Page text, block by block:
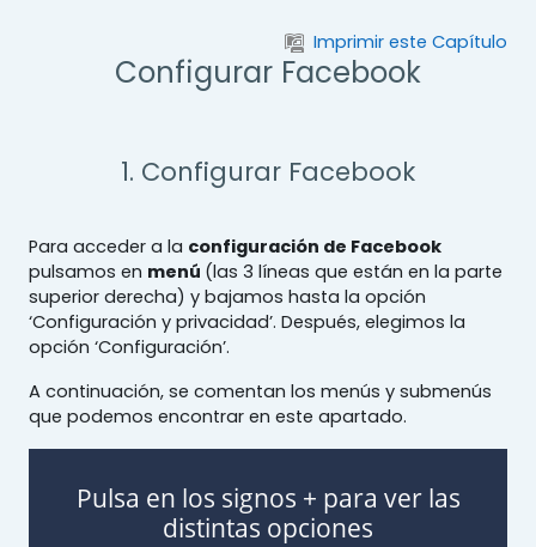
Imprimir este Capítulo
Configurar Facebook
1. Configurar Facebook
Para acceder a la configuración de Facebook
pulsamos en menú (las 3 líneas que están en la parte
superior derecha) y bajamos hasta la opción
‘Configuración y privacidad’. Después, elegimos la
opción ‘Configuración’.
A continuación, se comentan los menús y submenús
que podemos encontrar en este apartado.
Pulsa en los signos + para ver las
distintas opciones